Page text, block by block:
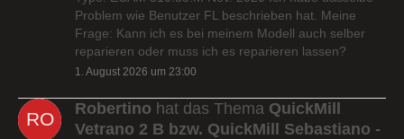
Problem wie Benutzer FL beschrieben hat. Meine
Frage: Kann ich es bei meinem Modell auch selber
reparieren oder muss ich es reparieren lassen?
1. August 2026 um 23:00
Robertino hat das Thema QuickMill
Vetrano 2 B bzw. QuickMill Sebastiano -